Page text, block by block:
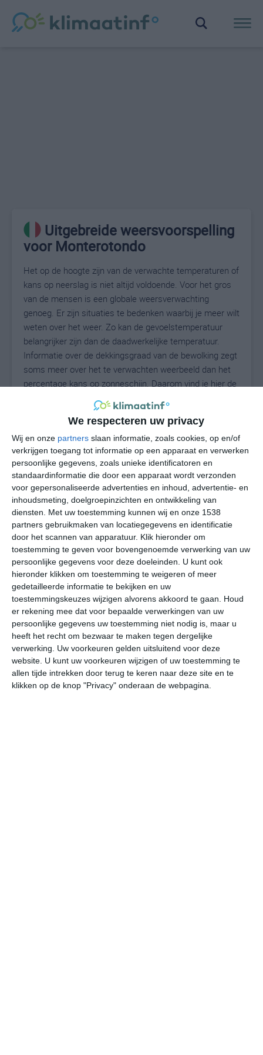
We respecteren uw privacy
Wij en onze partners slaan informatie, zoals cookies, op en/of
verkrijgen toegang tot informatie op een apparaat en verwerken
persoonlijke gegevens, zoals unieke identificatoren en
standaardinformatie die door een apparaat wordt verzonden
voor gepersonaliseerde advertenties en inhoud, advertentie- en
inhoudsmeting, doelgroepinzichten en ontwikkeling van
diensten.
Met uw toestemming kunnen wij en onze 1538
partners gebruikmaken van locatiegegevens en identificatie
door het scannen van apparatuur. Klik hieronder om
toestemming te geven voor bovengenoemde verwerking van uw
persoonlijke gegevens voor deze doeleinden. U kunt ook
hieronder klikken om toestemming te weigeren of meer
gedetailleerde informatie te bekijken en uw
toestemmingskeuzes wijzigen alvorens akkoord te gaan.
Houd
er rekening mee dat voor bepaalde verwerkingen van uw
persoonlijke gegevens uw toestemming niet nodig is, maar u
heeft het recht om bezwaar te maken tegen dergelijke
verwerking. Uw voorkeuren gelden uitsluitend voor deze
website. U kunt uw voorkeuren wijzigen of uw toestemming te
allen tijde intrekken door terug te keren naar deze site en te
klikken op de knop "Privacy" onderaan de webpagina.
Uitgebreide weersvoorspelling
voor Monterotondo
Het op de hoogte zijn van de verwachte temperaturen of
kans op neerslag is niet altijd voldoende. Voor het gros
van de mensen is een globale weersverwachting
genoeg. Er zijn situaties te bedenken waarbij je meer wilt
weten over het weer. Zo kan de gevoelstemperatuur
belangrijker zijn dan de daadwerkelijke temperatuur.
Informatie over de dekkingsgraad van de bewolking zegt
soms meer over het te verwachten weerbeeld dan het
percentage kans op zonneschijn. Daarom vind je hier de
uitgebreide weersvoorspelling voor Monterotondo.
29°C
do
38°
vr za
37° 23°
zo
37° 21°
37°C 37°C 33°C
13:00 16:00 19:00 22:00 01:00
13:00 16:00 19:00 22:00 01:00